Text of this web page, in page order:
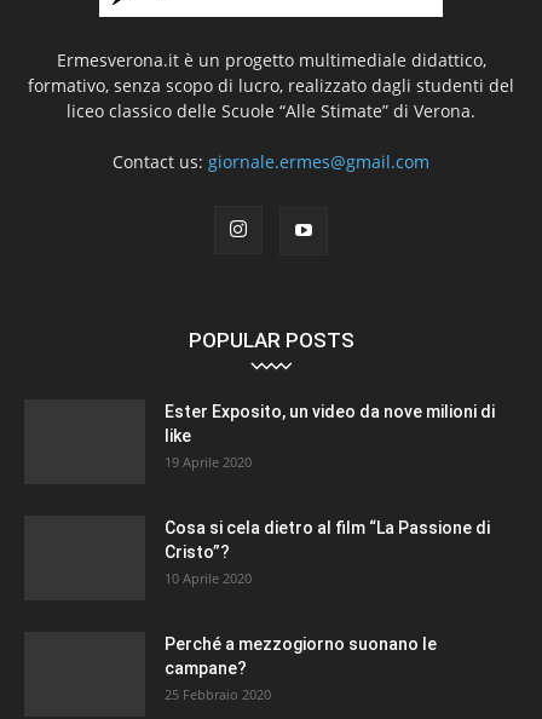
Ermesverona.it è un progetto multimediale didattico,
formativo, senza scopo di lucro, realizzato dagli studenti del
liceo classico delle Scuole “Alle Stimate” di Verona.
Contact us: giornale.ermes@gmail.com
POPULAR POSTS
Ester Exposito, un video da nove milioni di
like
19 Aprile 2020
Cosa si cela dietro al film “La Passione di
Cristo”?
10 Aprile 2020
Perché a mezzogiorno suonano le
campane?
25 Febbraio 2020